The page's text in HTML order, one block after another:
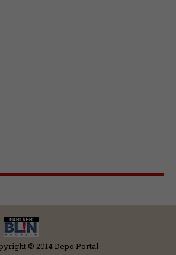
© 2014 Depo Portal